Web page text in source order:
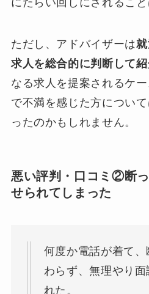
ただし、アドバイザーは
求人を総合的に判断して
なる求人を提案されるケ
で不満を感じた方につい
ったのかもしれません。
悪い評判・口コミ②断
せられてしまった
何度か電話が着て
わらず、無理やり
れた。